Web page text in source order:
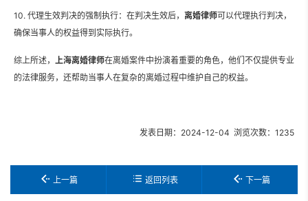
10. 代理生效判决的强制执行：在判决生效后， 离婚律师可以代理执行判决，
确保当事人的权益得到实际执行。
综上所述， 上海离婚律师在离婚案件中扮演着重要的角色，他们不仅提供专业
的法律服务，还帮助当事人在复杂的离婚过程中维护自己的权益。
发表日期：2024-12-04 浏览次数：1235
上一篇 返回列表 下一篇